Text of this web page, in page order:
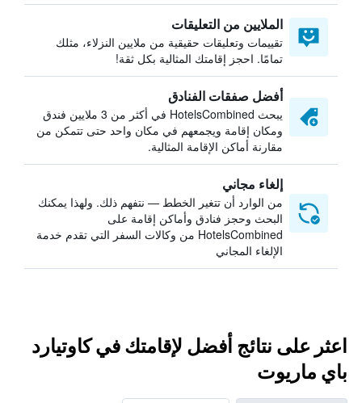
الملايين من التعليقات
تقييمات وتعليقات حقيقية من ملايين النزلاء، مثلك
تمامًا. احجز إقامتك المثالية بكل ثقة!
أفضل صفقات الفنادق
يبحث HotelsCombined في أكثر من 3 ملايين فندق
ومكان إقامة ويجمعهم في مكان واحد حتى تتمكن من
مقارنة أماكن الإقامة المثالية.
إلغاء مجاني
من الوارد أن تتغير الخطط — نتفهم ذلك. ولهذا يمكنك
البحث وحجز فنادق وأماكن إقامة على
HotelsCombined من وكالات السفر التي تقدم خدمة
الإلغاء المجاني
اعثر على نتائج أفضل لإقامتك في كاوتيارد
باي ماريوت